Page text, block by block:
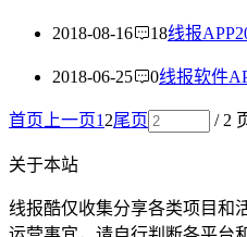
2018-08-16 18线报
2018-06-25 0线报软件
首页 上一页1 2尾页 / 2
关于本站
线报酷仅收集分享各类项目和